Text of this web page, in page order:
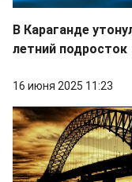
В Караганде
летний подросток
16 июня 2025 11:23